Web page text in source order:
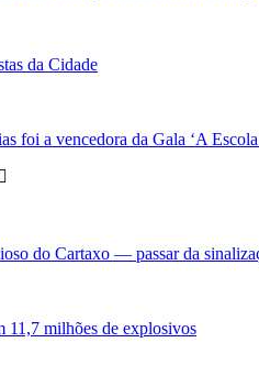
da Cidade
foi a vencedora da Gala ‘A
do Cartaxo — passar da
11,7 milhões de explosivos